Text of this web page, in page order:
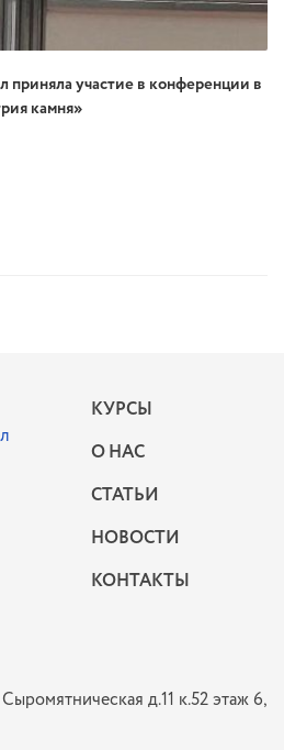
приняла участие в конференции в
камня»
КУРСЫ
О НАС
СТАТЬИ
НОВОСТИ
КОНТАКТЫ
д.11 к.52 этаж 6,